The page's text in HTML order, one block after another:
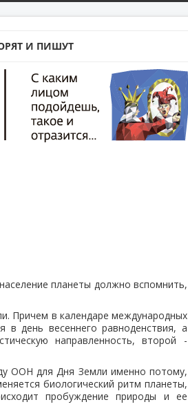
И ПИШУТ
планеты должно вспомнить,
Причем в календаре международных
в день весеннего равноденствия, а
направленность, второй -
ООН для Дня Земли именно потому,
биологический ритм планеты,
пробуждение природы и ее